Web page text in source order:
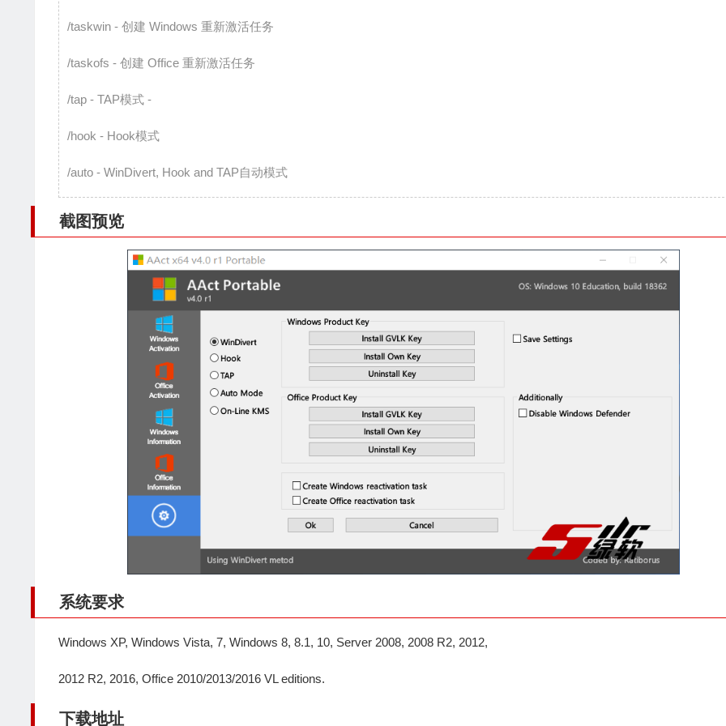
/taskwin - 创建 Windows 重新激活任务
/taskofs - 创建 Office 重新激活任务
/tap - TAP模式 -
/hook - Hook模式
/auto - WinDivert, Hook and TAP自动模式
截图预览
系统要求
Windows XP, Windows Vista, 7, Windows 8, 8.1, 10, Server 2008, 2008 R2, 2012,
2012 R2, 2016, Office 2010/2013/2016 VL editions.
下载地址